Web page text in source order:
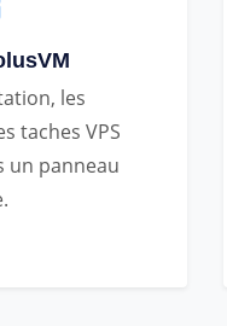
les
taches VPS
un panneau